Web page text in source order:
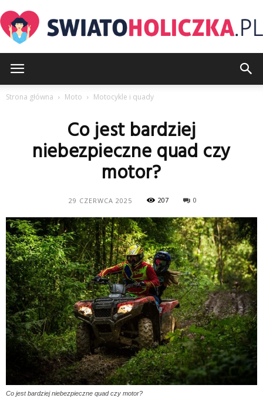
Strona główna Moto Motocykle i quady
Co jest bardziej
niebezpieczne quad czy
motor?
29 CZERWCA 2025 207 0
Co jest bardziej niebezpieczne quad czy motor?